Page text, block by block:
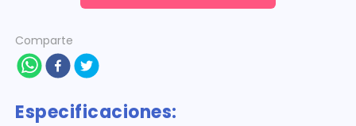
Comparte
Especificaciones: